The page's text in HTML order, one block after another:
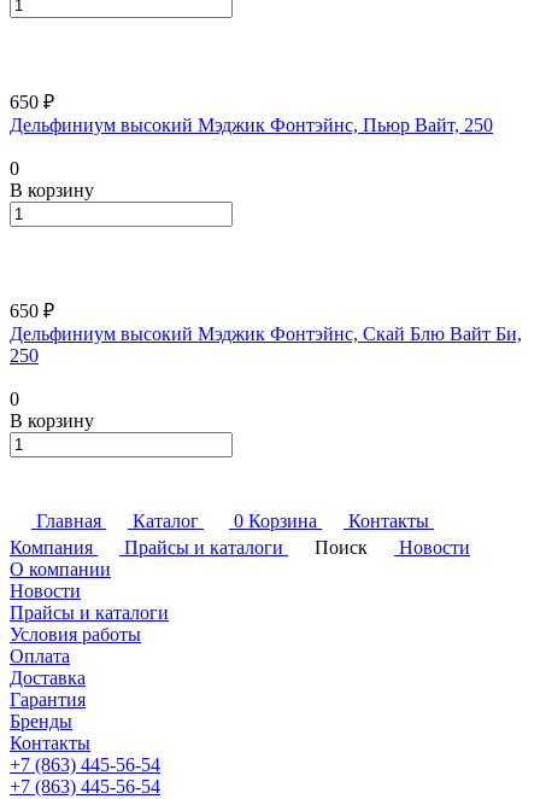
650 ₽
Дельфиниум высокий Мэджик Фонтэйнс, Пьюр Вайт, 250
0
В корзину
650 ₽
Дельфиниум высокий Мэджик Фонтэйнс, Скай Блю Вайт Би,
250
0
В корзину
Главная Каталог 0 Корзина
Контакты
Компания
Прайсы и каталоги Поиск
Новости
О компании
Новости
Прайсы и каталоги
Условия работы
Оплата
Доставка
Гарантия
Бренды
Контакты
+7 (863) 445-56-54
+7 (863) 445-56-54